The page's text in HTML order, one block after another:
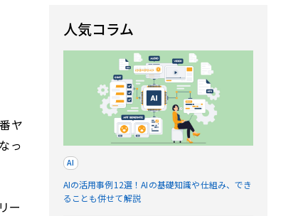
ヤ
っ
ー
人気コラム
AI
AIの活用事例12選！AIの基礎知識や仕組み、でき
ることも併せて解説